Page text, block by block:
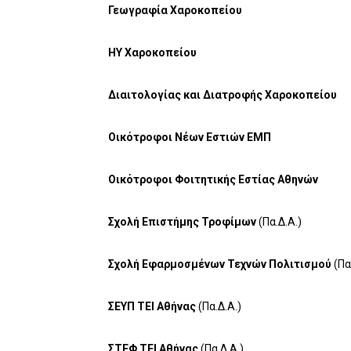
Γεωγραφία Χαροκοπείου
ΗΥ Χαροκοπείου
Διαιτολογίας και Διατροφής Χαροκοπείου
Οικότροφοι Νέων Εστιών ΕΜΠ
Οικότροφοι Φοιτητικής Εστίας Αθηνών
Σχολή Επιστήμης Τροφίμων(Πα.Δ.Α.)
Σχολή Εφαρμοσμένων Τεχνών Πολιτισμού
ΣΕΥΠ ΤΕΙ Αθήνας(Πα.Δ.Α.)